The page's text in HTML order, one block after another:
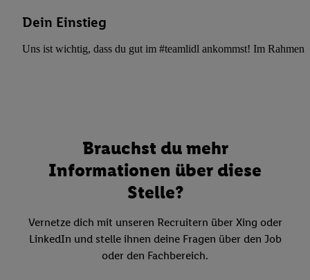
Dein Einstieg
Uns ist wichtig, dass du gut im #teamlidl ankommst! Im Rahmen
Brauchst du mehr
Informationen über diese
Stelle?
Vernetze dich mit unseren Recruitern über Xing oder
LinkedIn und stelle ihnen deine Fragen über den Job
oder den Fachbereich.